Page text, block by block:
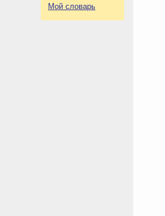
Мой словарь